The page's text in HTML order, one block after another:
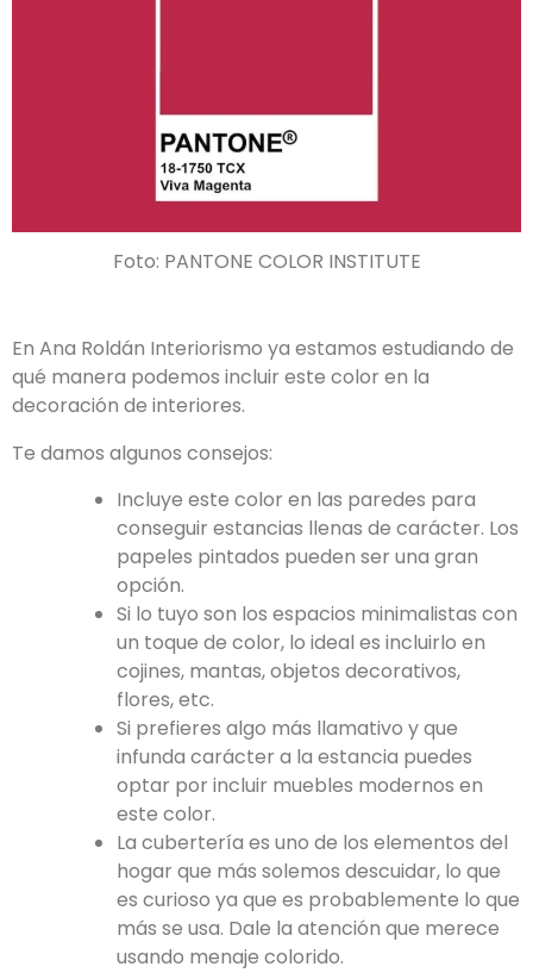
Foto: PANTONE COLOR INSTITUTE
En Ana Roldán Interiorismo ya estamos estudiando de
qué manera podemos incluir este color en la
decoración de interiores.
Te damos algunos consejos:
Incluye este color en las paredes para
conseguir estancias llenas de carácter. Los
papeles pintados pueden ser una gran
opción.
Si lo tuyo son los espacios minimalistas con
un toque de color, lo ideal es incluirlo en
cojines, mantas, objetos decorativos,
flores, etc.
Si prefieres algo más llamativo y que
infunda carácter a la estancia puedes
optar por incluir muebles modernos en
este color.
La cubertería es uno de los elementos del
hogar que más solemos descuidar, lo que
es curioso ya que es probablemente lo que
más se usa. Dale la atención que merece
usando menaje colorido.